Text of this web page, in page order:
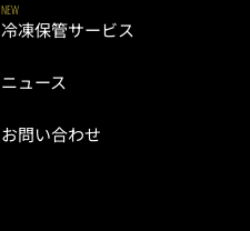
NEW
冷凍保管サービス
ニュース
お問い合わせ